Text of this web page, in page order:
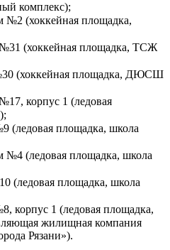
комплекс);
№2 (хоккейная площадка,
(хоккейная площадка, ТСЖ
(хоккейная площадка, ДЮСШ
корпус 1 (ледовая
(ледовая площадка, школа
№4 (ледовая площадка, школа
(ледовая площадка, школа
корпус 1 (ледовая площадка,
жилищная компания
Рязани»).